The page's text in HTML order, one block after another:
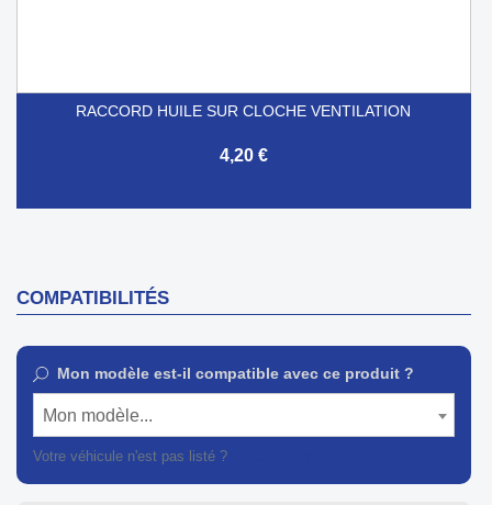
RACCORD HUILE SUR CLOCHE VENTILATION
4,20 €
COMPATIBILITÉS
Mon modèle est-il compatible avec ce produit ?
Mon modèle...
Votre véhicule n'est pas listé ?